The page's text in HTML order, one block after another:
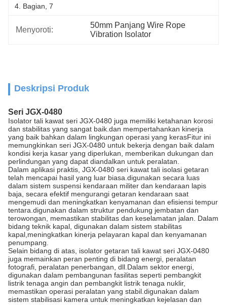
4. Bagian, 7
Menyoroti:
50mm Panjang Wire Rope
Vibration Isolator
Deskripsi Produk
Seri JGX-0480
Isolator tali kawat seri JGX-0480 juga memiliki ketahanan korosi
dan stabilitas yang sangat baik.dan mempertahankan kinerja
yang baik bahkan dalam lingkungan operasi yang kerasFitur ini
memungkinkan seri JGX-0480 untuk bekerja dengan baik dalam
kondisi kerja kasar yang diperlukan, memberikan dukungan dan
perlindungan yang dapat diandalkan untuk peralatan.
Dalam aplikasi praktis, JGX-0480 seri kawat tali isolasi getaran
telah mencapai hasil yang luar biasa.digunakan secara luas
dalam sistem suspensi kendaraan militer dan kendaraan lapis
baja, secara efektif mengurangi getaran kendaraan saat
mengemudi dan meningkatkan kenyamanan dan efisiensi tempur
tentara.digunakan dalam struktur pendukung jembatan dan
terowongan, memastikan stabilitas dan keselamatan jalan. Dalam
bidang teknik kapal, digunakan dalam sistem stabilitas
kapal,meningkatkan kinerja pelayaran kapal dan kenyamanan
penumpang.
Selain bidang di atas, isolator getaran tali kawat seri JGX-0480
juga memainkan peran penting di bidang energi, peralatan
fotografi, peralatan penerbangan, dll.Dalam sektor energi,
digunakan dalam pembangunan fasilitas seperti pembangkit
listrik tenaga angin dan pembangkit listrik tenaga nuklir,
memastikan operasi peralatan yang stabil.digunakan dalam
sistem stabilisasi kamera untuk meningkatkan kejelasan dan